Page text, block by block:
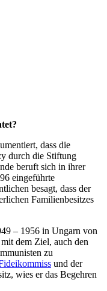
Galantha
dass die
durch die Stiftung
beruft sich in ihrer
eingeführte
besagt, dass der
Familienbesitzes
– 1956 in Ungarn von
dem Ziel, auch den
zu
und der
wies er das Begehren